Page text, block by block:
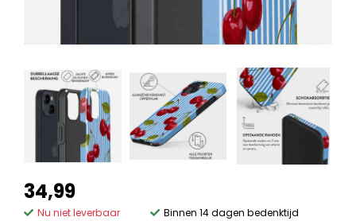
34,99
Nu niet leverbaar
Binnen 14 dagen bedenktijd